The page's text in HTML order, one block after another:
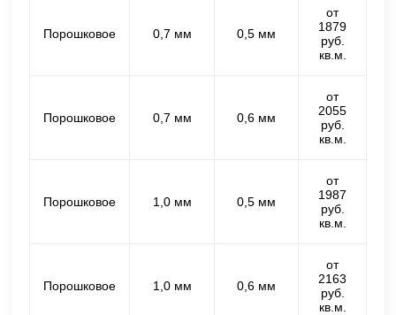
Порошковое 0,7 мм 0,5 мм
от
1879
руб.
кв.м.
Порошковое 0,7 мм 0,6 мм
от
2055
руб.
кв.м.
Порошковое 1,0 мм 0,5 мм
от
1987
руб.
кв.м.
Порошковое 1,0 мм 0,6 мм
от
2163
руб.
кв.м.